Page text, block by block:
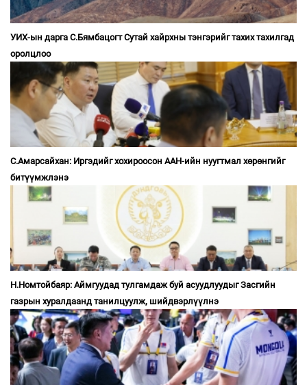
УИХ-ын дарга С.Бямбацогт Сутай хайрхны тэнгэрийг тахих тахилгад
оролцлоо
С.Амарсайхан: Иргэдийг хохироосон ААН-ийн нуугтмал хөрөнгийг
битүүмжлэнэ
Н.Номтойбаяр: Аймгуудад тулгамдаж буй асуудлуудыг Засгийн
газрын хуралдаанд танилцуулж, шийдвэрлүүлнэ